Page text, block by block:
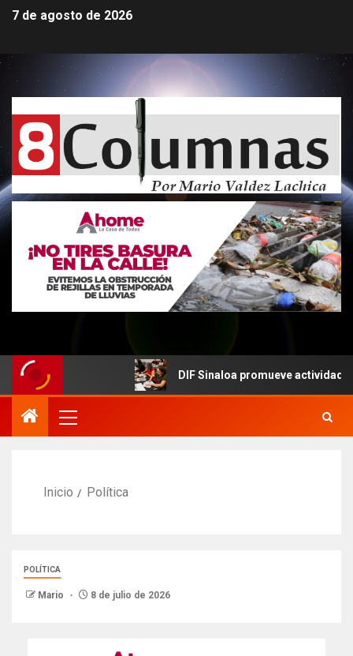
7 de agosto de 2026
DIF Sinaloa promueve actividades
Inicio Política
POLÍTICA
Mario 8 de julio de 2026